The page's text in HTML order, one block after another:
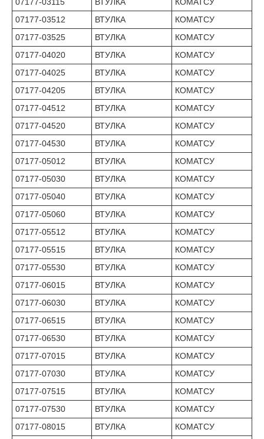
07177-03512
ВТУЛКА
КОМАТСУ
07177-03525
ВТУЛКА
КОМАТСУ
07177-04020
ВТУЛКА
КОМАТСУ
07177-04025
ВТУЛКА
КОМАТСУ
07177-04205
ВТУЛКА
КОМАТСУ
07177-04512
ВТУЛКА
КОМАТСУ
07177-04520
ВТУЛКА
КОМАТСУ
07177-04530
ВТУЛКА
КОМАТСУ
07177-05012
ВТУЛКА
КОМАТСУ
07177-05030
ВТУЛКА
КОМАТСУ
07177-05040
ВТУЛКА
КОМАТСУ
07177-05060
ВТУЛКА
КОМАТСУ
07177-05512
ВТУЛКА
КОМАТСУ
07177-05515
ВТУЛКА
КОМАТСУ
07177-05530
ВТУЛКА
КОМАТСУ
07177-06015
ВТУЛКА
КОМАТСУ
07177-06030
ВТУЛКА
КОМАТСУ
07177-06515
ВТУЛКА
КОМАТСУ
07177-06530
ВТУЛКА
КОМАТСУ
07177-07015
ВТУЛКА
КОМАТСУ
07177-07030
ВТУЛКА
КОМАТСУ
07177-07515
ВТУЛКА
КОМАТСУ
07177-07530
ВТУЛКА
КОМАТСУ
07177-08015
ВТУЛКА
КОМАТСУ